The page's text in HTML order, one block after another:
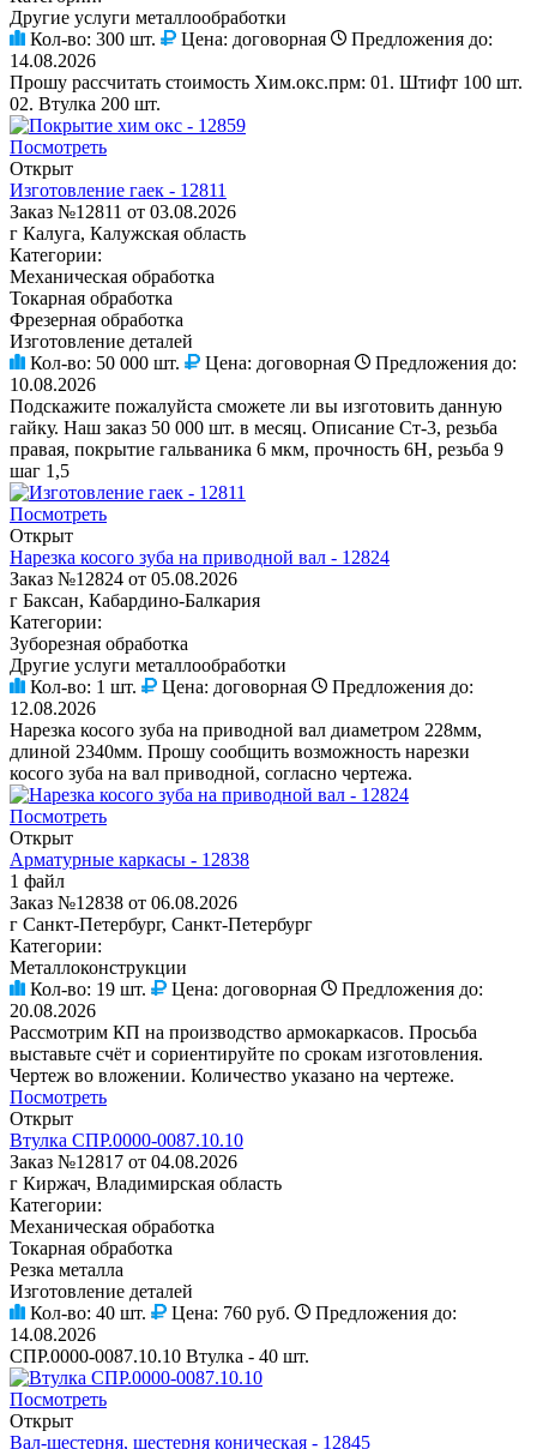
Другие услуги металлообработки
Кол-во: 300 шт. Цена: договорная
Предложения до:
14.08.2026
Прошу рассчитать стоимость Хим.окс.прм: 01. Штифт 100 шт.
02. Втулка 200 шт.
Посмотреть
Открыт
Изготовление гаек - 12811
Заказ №12811 от 03.08.2026
г Калуга, Калужская область
Категории:
Механическая обработка
Токарная обработка
Фрезерная обработка
Изготовление деталей
Кол-во: 50 000 шт. Цена: договорная
Предложения до:
10.08.2026
Подскажите пожалуйста сможете ли вы изготовить данную
гайку. Наш заказ 50 000 шт. в месяц. Описание Ст-3, резьба
правая, покрытие гальваника 6 мкм, прочность 6Н, резьба 9
шаг 1,5
Посмотреть
Открыт
Нарезка косого зуба на приводной вал - 12824
Заказ №12824 от 05.08.2026
г Баксан, Кабардино-Балкария
Категории:
Зуборезная обработка
Другие услуги металлообработки
Кол-во: 1 шт. Цена: договорная
Предложения до:
12.08.2026
Нарезка косого зуба на приводной вал диаметром 228мм,
длиной 2340мм. Прошу сообщить возможность нарезки
косого зуба на вал приводной, согласно чертежа.
Посмотреть
Открыт
Арматурные каркасы - 12838
1 файл
Заказ №12838 от 06.08.2026
г Санкт-Петербург, Санкт-Петербург
Категории:
Металлоконструкции
Кол-во: 19 шт. Цена: договорная
Предложения до:
20.08.2026
Рассмотрим КП на производство армокаркасов. Просьба
выставьте счёт и сориентируйте по срокам изготовления.
Чертеж во вложении. Количество указано на чертеже.
Посмотреть
Открыт
Втулка СПР.0000-0087.10.10
Заказ №12817 от 04.08.2026
г Киржач, Владимирская область
Категории:
Механическая обработка
Токарная обработка
Резка металла
Изготовление деталей
Кол-во: 40 шт. Цена: 760 руб.
Предложения до:
14.08.2026
СПР.0000-0087.10.10 Втулка - 40 шт.
Посмотреть
Открыт
Вал-шестерня, шестерня коническая - 12845